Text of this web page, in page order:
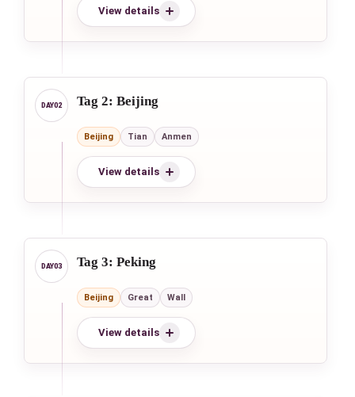
View details
Tag 2: Beijing
Beijing Tian Anmen
View details
Tag 3: Peking
Beijing Great Wall
View details